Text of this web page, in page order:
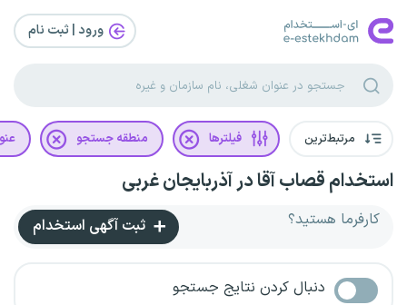
ورود | ثبت‌ نام
مرتبط‌ترین فیلترها منطقه جستجو
استخدام قصاب آقا در آذربایجان غربی
کارفرما هستید؟ ثبت آگهی استخدام
دنبال کردن نتایج جستجو